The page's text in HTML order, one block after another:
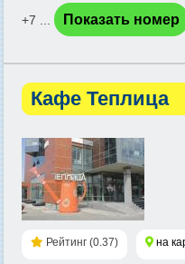
+7 ...
Показать номер
Кафе Теплица
Рейтинг (0.37) на